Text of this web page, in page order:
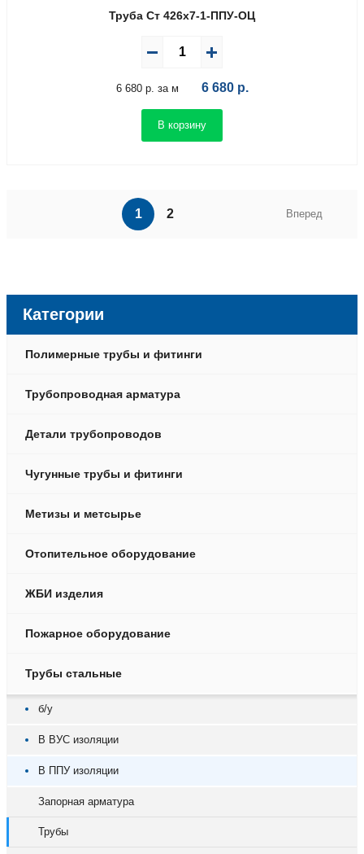
Труба Ст 426х7-1-ППУ-ОЦ
6 680 р. за м 6 680р.
В корзину
1 2 Вперед
Категории
Полимерные трубы и фитинги
Трубопроводная арматура
Детали трубопроводов
Чугунные трубы и фитинги
Метизы и метсырье
Отопительное оборудование
ЖБИ изделия
Пожарное оборудование
Трубы стальные
б/у
В ВУС изоляции
В ППУ изоляции
Запорная арматура
Трубы